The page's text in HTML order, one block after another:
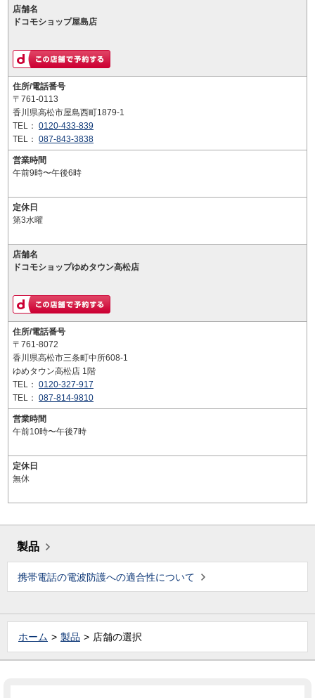
店舗名
ドコモショップ屋島店
住所/電話番号
〒761-0113
香川県高松市屋島西町1879-1
TEL： 0120-433-839
TEL： 087-843-3838
営業時間
午前9時〜午後6時
定休日
第3水曜
店舗名
ドコモショップゆめタウン高松店
住所/電話番号
〒761-8072
香川県高松市三条町中所608-1
ゆめタウン高松店 1階
TEL： 0120-327-917
TEL： 087-814-9810
営業時間
午前10時〜午後7時
定休日
無休
製品
携帯電話の電波防護への適合性について
ホーム 製品 店舗の選択